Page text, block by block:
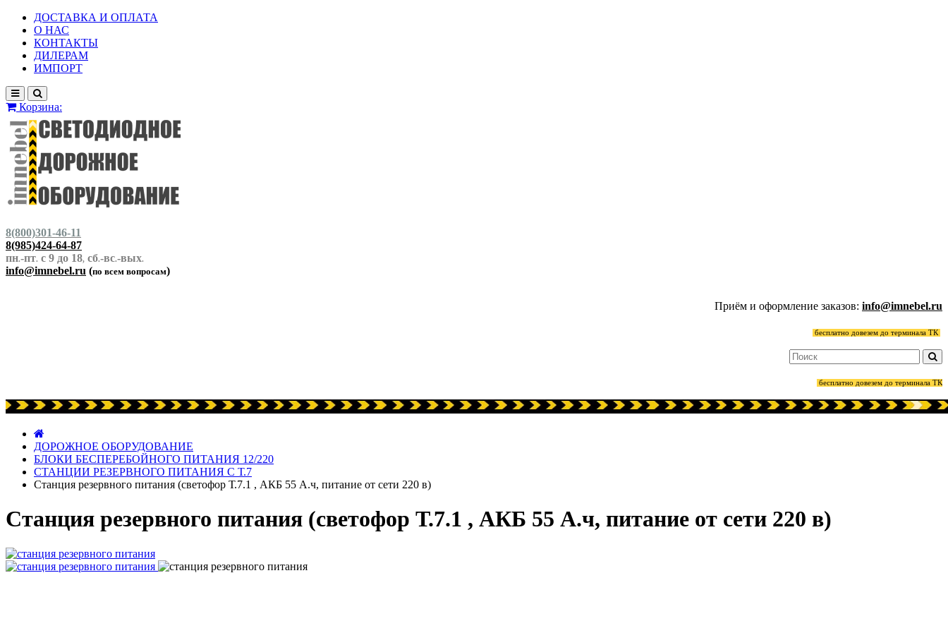
ДОСТАВКА И ОПЛАТА
О НАС
КОНТАКТЫ
ДИЛЕРАМ
ИМПОРТ
Корзина:
8(800)301-46-11
8(985)424-64-87
пн.-пт. с 9 до 18, сб.-вс.-вых.
info@imnebel.ru (по всем вопросам)
Приём и оформление заказов: info@imnebel.ru
бесплатно довезем до терминала ТК
бесплатно довезем до терминала ТК
ДОРОЖНОЕ ОБОРУДОВАНИЕ
БЛОКИ БЕСПЕРЕБОЙНОГО ПИТАНИЯ 12/220
СТАНЦИИ РЕЗЕРВНОГО ПИТАНИЯ С Т.7
Станция резервного питания (светофор Т.7.1 , АКБ 55 А.ч, питание от сети 220 в)
Станция резервного питания (светофор Т.7.1 , АКБ 55 А.ч, питание от сети 220 в)